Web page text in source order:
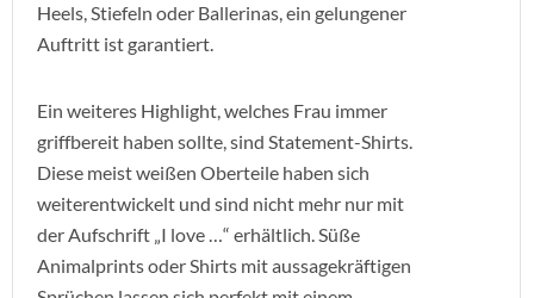
Heels, Stiefeln oder Ballerinas, ein gelungener
Auftritt ist garantiert.
Ein weiteres Highlight, welches Frau immer
griffbereit haben sollte, sind Statement-Shirts.
Diese meist weißen Oberteile haben sich
weiterentwickelt und sind nicht mehr nur mit
der Aufschrift „I love …“ erhältlich. Süße
Animalprints oder Shirts mit aussagekräftigen